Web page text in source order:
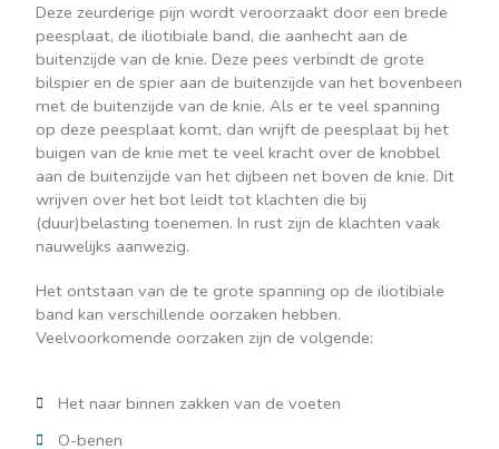
Deze zeurderige pijn wordt veroorzaakt door een brede
peesplaat, de iliotibiale band, die aanhecht aan de
buitenzijde van de knie. Deze pees verbindt de grote
bilspier en de spier aan de buitenzijde van het bovenbeen
met de buitenzijde van de knie. Als er te veel spanning
op deze peesplaat komt, dan wrijft de peesplaat bij het
buigen van de knie met te veel kracht over de knobbel
aan de buitenzijde van het dijbeen net boven de knie. Dit
wrijven over het bot leidt tot klachten die bij
(duur)belasting toenemen. In rust zijn de klachten vaak
nauwelijks aanwezig.
Het ontstaan van de te grote spanning op de iliotibiale
band kan verschillende oorzaken hebben.
Veelvoorkomende oorzaken zijn de volgende:
Het naar binnen zakken van de voeten
O-benen